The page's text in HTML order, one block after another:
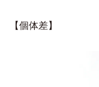
【個体差】